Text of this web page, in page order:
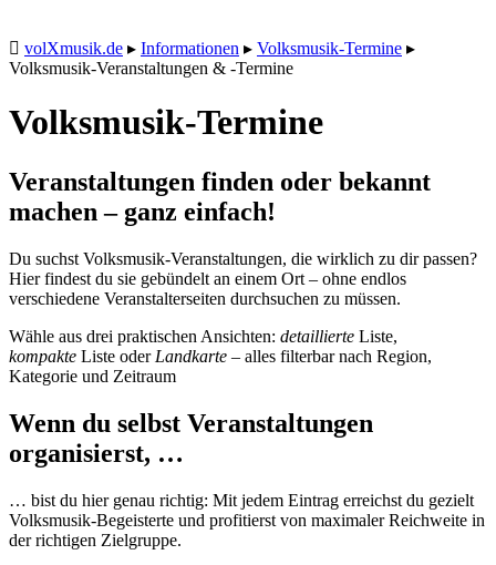
volXmusik.de ▸ Informationen ▸ Volksmusik-Termine ▸
Volksmusik-Veranstaltungen & -Termine
Volksmusik-Termine
Veranstaltungen finden oder bekannt
machen – ganz einfach!
Du suchst Volksmusik-Veranstaltungen, die wirklich zu dir passen?
Hier findest du sie gebündelt an einem Ort – ohne endlos
verschiedene Veranstalterseiten durchsuchen zu müssen.
Wähle aus drei praktischen Ansichten: detaillierte Liste,
kompakte Liste oder Landkarte – alles filterbar nach Region,
Kategorie und Zeitraum
Wenn du selbst Veranstaltungen
organisierst, …
… bist du hier genau richtig: Mit jedem Eintrag erreichst du gezielt
Volksmusik-Begeisterte und profitierst von maximaler Reichweite in
der richtigen Zielgruppe.